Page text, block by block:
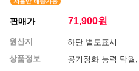
판매가 71,900원
원산지
하단 별도표시
상품정보
공기정화 능력 탁월